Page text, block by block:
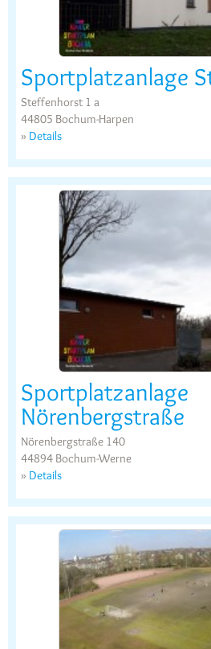
Sportplatzanlage
Steffenhorst 1 a
44805 Bochum-Harpen
» Details
Sportplatzanlage
Nörenbergstraße
Nörenbergstraße 140
44894 Bochum-Werne
» Details